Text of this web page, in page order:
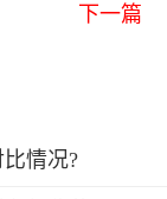
下一篇
情况?